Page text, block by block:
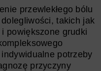
przewlekłego bólu
takich jak
i powiększone grudki
potrzeby
przyczyny